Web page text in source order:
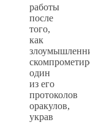
работы
после
того,
как
один
из его
протоколов
оракулов,
украв